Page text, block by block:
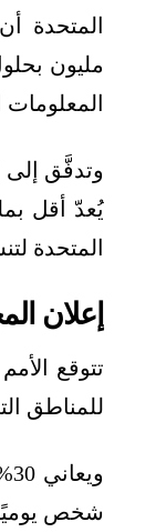
مليون
المتحدة
إعلان
للمناطق
شخص يوميًا